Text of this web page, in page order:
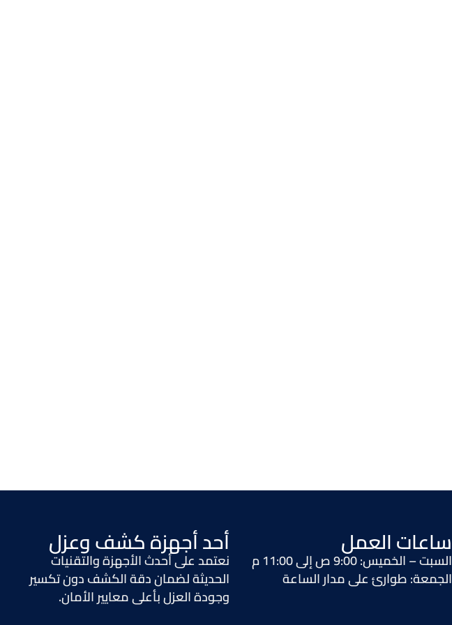
ساعات العمل
السبت – الخميس: 9:00 ص إلى 11:00 م
الجمعة: طوارئ على مدار الساعة
أحد أجهزة كشف وعزل
نعتمد على أحدث الأجهزة والتقنيات
الحديثة لضمان دقة الكشف دون تكسير
وجودة العزل بأعلى معايير الأمان.